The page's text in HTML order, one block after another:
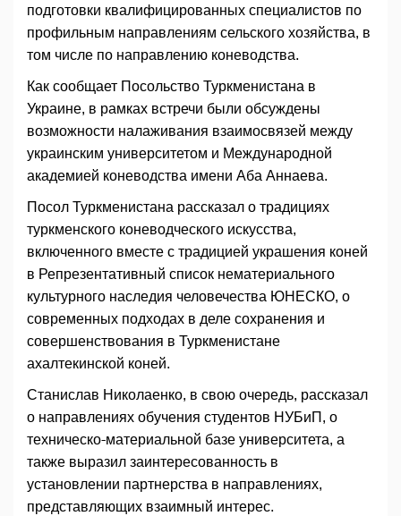
подготовки квалифицированных специалистов по
профильным направлениям сельского хозяйства, в
том числе по направлению коневодства.
Как сообщает Посольство Туркменистана в
Украине, в рамках встречи были обсуждены
возможности налаживания взаимосвязей между
украинским университетом и Международной
академией коневодства имени Аба Аннаева.
Посол Туркменистана рассказал о традициях
туркменского коневодческого искусства,
включенного вместе с традицией украшения коней
в Репрезентативный список нематериального
культурного наследия человечества ЮНЕСКО, о
современных подходах в деле сохранения и
совершенствования в Туркменистане
ахалтекинской коней.
Станислав Николаенко, в свою очередь, рассказал
о направлениях обучения студентов НУБиП, о
техническо-материальной базе университета, а
также выразил заинтересованность в
установлении партнерства в направлениях,
представляющих взаимный интерес.